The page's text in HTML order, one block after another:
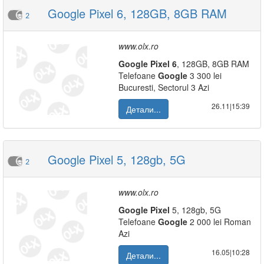
2 Google Pixel 6, 128GB, 8GB RAM
www.olx.ro
Google Pixel 6, 128GB, 8GB RAM
Telefoane Google 3 300 lei
Bucuresti, Sectorul 3 Azi
Детали...
26.11|15:39
2 Google Pixel 5, 128gb, 5G
www.olx.ro
Google Pixel 5, 128gb, 5G
Telefoane Google 2 000 lei Roman
Azi
Детали...
16.05|10:28